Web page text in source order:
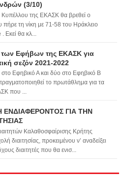
(3/10)
Κυπέλλου της ΕΚΑΣΚ θα βρεθεί ο
πήρε τη νίκη με 71-58 του Ηράκλειο
Εκεί θα κλ...
Εφήβων της ΕΚΑΣΚ για
σεζόν 2021-2022
στο Εφηβικό Α και δύο στο Εφηβικό Β
το πρωτάθλημα για τα
που ...
ΕΝΔΙΑΦΕΡΟΝΤΟΣ ΓΙΑ ΤΗΝ
Καλαθοσφαίρισης Κρήτης
διαιτησίας, προκειμένου ν’ αναδείξει
διαιτητές που θα ενισ...